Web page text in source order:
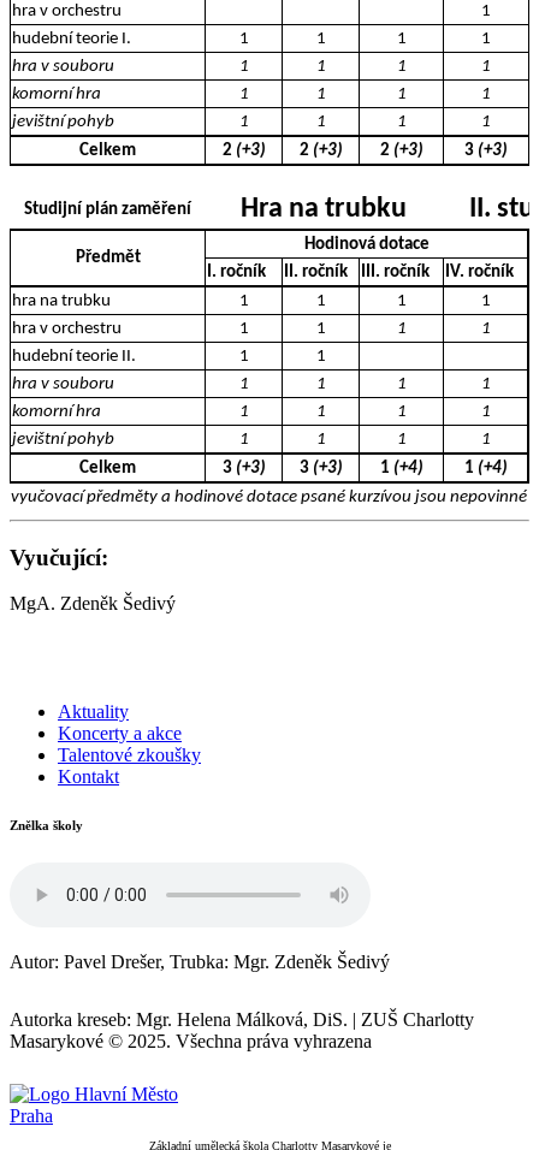
hra v orchestru
1
hudební teorie I.
1 1 1
1
hra v souboru
1 1 1
1
komorní hra
1 1 1
1
jevištní pohyb
1 1 1
1
Celkem
2 (+3) 2 (+3) 2 (+3) 3 (+3)
Studijní plán zaměření Hra na trubku II.
Předmět
Hodinová dotace
I. ročník
II. ročník III. ročník
IV. ročník
hra na trubku
1 1 1
1
hra v orchestru
1 1 1
1
hudební teorie II.
1
1
hra v souboru
1 1 1
1
komorní hra
1 1 1
1
jevištní pohyb
1 1 1
1
Celkem
3 (+3) 3 (+3) 1 (+4) 1 (+4)
vyučovací předměty a hodinové dotace psané kurzívou jsou nepovinné
Vyučující:
MgA. Zdeněk Šedivý
Aktuality
Koncerty a akce
Talentové zkoušky
Kontakt
Znělka školy
Autor: Pavel Drešer, Trubka: Mgr. Zdeněk Šedivý
Autorka kreseb: Mgr. Helena Málková, DiS. | ZUŠ Charlotty
Masarykové © 2025. Všechna práva vyhrazena
Základní umělecká škola Charlotty Masarykové je